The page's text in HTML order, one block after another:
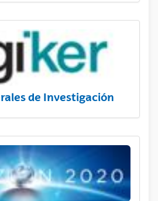
de Investigación